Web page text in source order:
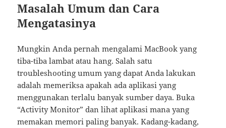
Masalah Umum dan Cara
Mengatasinya
Mungkin Anda pernah mengalami MacBook yang
tiba-tiba lambat atau hang. Salah satu
troubleshooting umum yang dapat Anda lakukan
adalah memeriksa apakah ada aplikasi yang
menggunakan terlalu banyak sumber daya. Buka
“Activity Monitor” dan lihat aplikasi mana yang
memakan memori paling banyak. Kadang-kadang,